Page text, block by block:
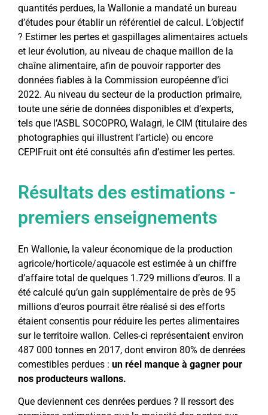
quantités perdues, la Wallonie a mandaté un bureau
d’études pour établir un référentiel de calcul. L’objectif
? Estimer les pertes et gaspillages alimentaires actuels
et leur évolution, au niveau de chaque maillon de la
chaîne alimentaire, afin de pouvoir rapporter des
données fiables à la Commission européenne d’ici
2022. Au niveau du secteur de la production primaire,
toute une série de données disponibles et d’experts,
tels que l’ASBL SOCOPRO, Walagri, le CIM (titulaire des
photographies qui illustrent l’article) ou encore
CEPIFruit ont été consultés afin d’estimer les pertes.
Résultats des estimations -
premiers enseignements
En Wallonie, la valeur économique de la production
agricole/horticole/aquacole est estimée à un chiffre
d’affaire total de quelques 1.729 millions d’euros. Il a
été calculé qu’un gain supplémentaire de près de 95
millions d’euros pourrait être réalisé si des efforts
étaient consentis pour réduire les pertes alimentaires
sur le territoire wallon. Celles-ci représentaient environ
487 000 tonnes en 2017, dont environ 80% de denrées
comestibles perdues : un réel manque à gagner pour
nos producteurs wallons.
Que deviennent ces denrées perdues ? Il ressort des